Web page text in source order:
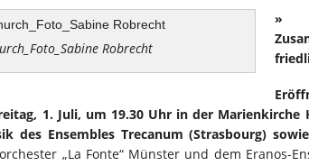
Robrecht
»
1. Juli, um 19.30 Uhr in der
des Ensembles Trecanum (Strasbourg)
„La Fonte“ Münster und dem Eranos-